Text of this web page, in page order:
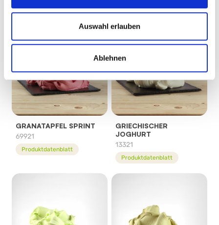
Auswahl erlauben
Ablehnen
GRANATAPFEL SPRINT
69921
Produktdatenblatt
GRIECHISCHER
JOGHURT
13321
Produktdatenblatt